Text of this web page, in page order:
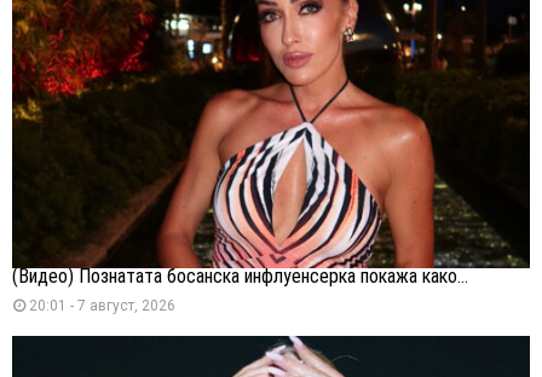
(Видео) Познатата босанска инфлуенсерка покажа како...
20:01 - 7 август, 2026